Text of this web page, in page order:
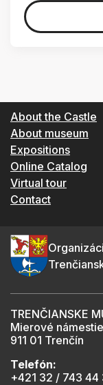
About the Castle
About museum
Expositions
Online Catalog
Virtual tour
Contact
TRENČIANSKE
Mierové
911 01 Trenčín
Telefón:
+421 32 / 743